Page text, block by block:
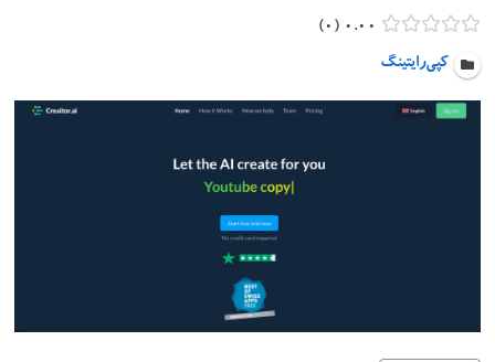
www.hooshtaak.ir
۰.۰۰ ۰
کپی‌رایتینگ